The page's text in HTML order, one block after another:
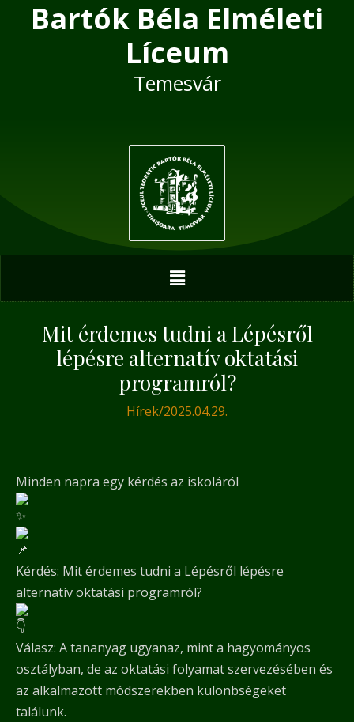
Bartók Béla Elméleti
Líceum
Temesvár
Menu
Mit érdemes tudni a Lépésről
lépésre alternatív oktatási
programról?
Hírek/2025.04.29.
Minden napra egy kérdés az iskoláról
Kérdés: Mit érdemes tudni a Lépésről lépésre
alternatív oktatási programról?
Válasz: A tananyag ugyanaz, mint a hagyományos
osztályban, de az oktatási folyamat szervezésében és
az alkalmazott módszerekben különbségeket
találunk.
Post
navigation